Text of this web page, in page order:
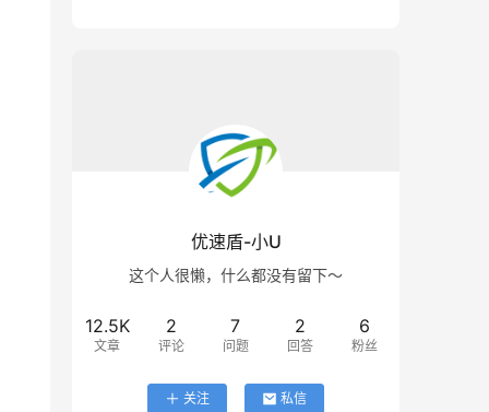
优速盾-小U
这个人很懒，什么都没有留下～
12.5K
文章
2
评论
7
问题
2
回答
6
粉丝
关注 私信